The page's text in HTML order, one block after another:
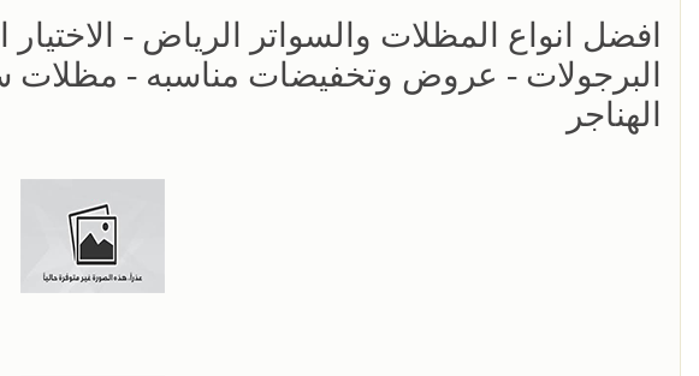
البرجولات - عروض وتخفيضات مناسبه - مظلات
الهناجر